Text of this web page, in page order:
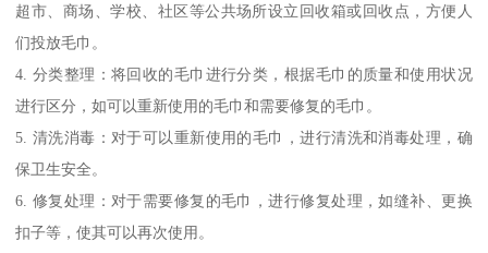
超市、商场、学校、社区等公共场所设立回收箱或回收点，方便人
们投放毛巾。
4. 分类整理：将回收的毛巾进行分类，根据毛巾的质量和使用状况
进行区分，如可以重新使用的毛巾和需要修复的毛巾。
5. 清洗消毒：对于可以重新使用的毛巾，进行清洗和消毒处理，确
保卫生安全。
6. 修复处理：对于需要修复的毛巾，进行修复处理，如缝补、更换
扣子等，使其可以再次使用。